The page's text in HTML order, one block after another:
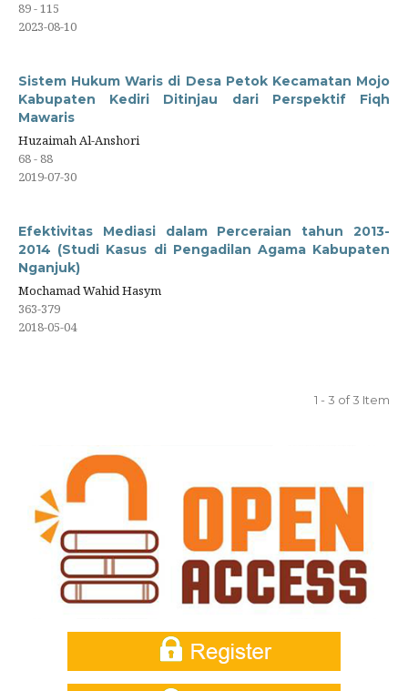
89 - 115
2023-08-10
Sistem Hukum Waris di Desa Petok Kecamatan Mojo
Kabupaten Kediri Ditinjau dari Perspektif Fiqh
Mawaris
Huzaimah Al-Anshori
68 - 88
2019-07-30
Efektivitas Mediasi dalam Perceraian tahun 2013-
2014 (Studi Kasus di Pengadilan Agama Kabupaten
Nganjuk)
Mochamad Wahid Hasym
363-379
2018-05-04
1 - 3 of 3 Item